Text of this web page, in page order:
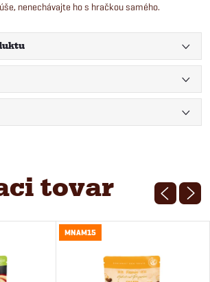
nenechávajte ho s hračkou samého.
tovar
MNAM15